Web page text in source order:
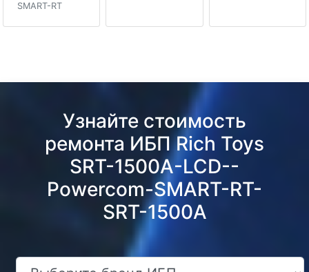
SMART-RT
Узнайте стоимость
ремонта ИБП Rich Toys
SRT-1500A-LCD--
Powercom-SMART-RT-
SRT-1500A